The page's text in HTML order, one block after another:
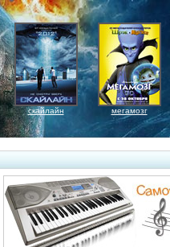
скайлайн мегамозг